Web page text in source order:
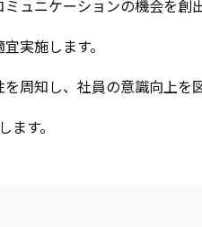
ュニケーションの機会を創出
実施します。
周知し、社員の意識向上を図
す。